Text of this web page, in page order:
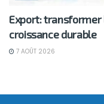
Export: transformer
croissance durable
7 AOÛT 2026